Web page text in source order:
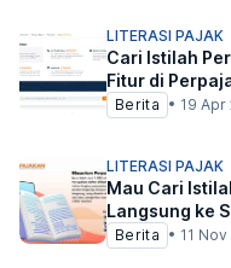
LITERASI PAJAK
Cari Istilah
Fitur di
Berita • 19 Apr
LITERASI PAJAK
Mau Cari
Langsung ke
Berita • 11